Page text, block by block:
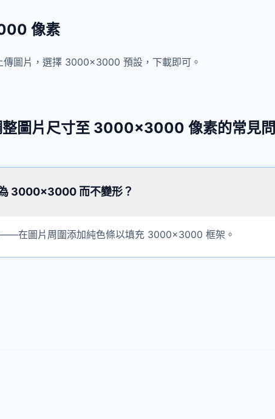
像素
圖片，選擇 3000×3000 預設，下載即可。
整圖片尺寸至 3000×3000 像素的常見
3000×3000 而不變形？
在圖片周圍添加純色條以填充 3000×3000 框架。